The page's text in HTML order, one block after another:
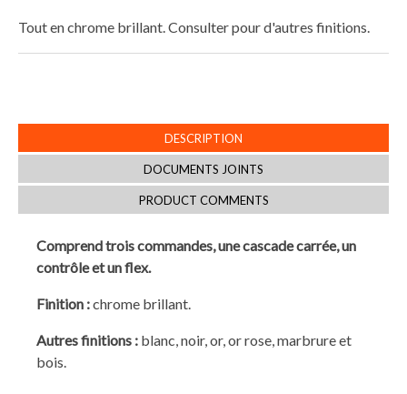
Tout en chrome brillant. Consulter pour d'autres finitions.
DESCRIPTION
DOCUMENTS JOINTS
PRODUCT COMMENTS
Comprend trois commandes, une cascade carrée, un
contrôle et un flex.
Finition :chrome brillant.
Autres finitions : blanc, noir, or, or rose, marbrure et
bois.